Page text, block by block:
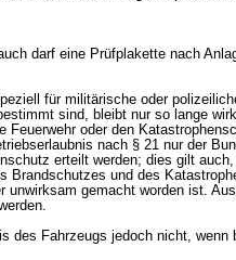
darf eine Prüfplakette nach
für militärische oder
sind, bleibt nur so lange
Feuerwehr oder den
nach § 21 nur der
erteilt werden; dies gilt
Brandschutzes und des
unwirksam gemacht worden ist.
des Fahrzeugs jedoch nicht, wenn